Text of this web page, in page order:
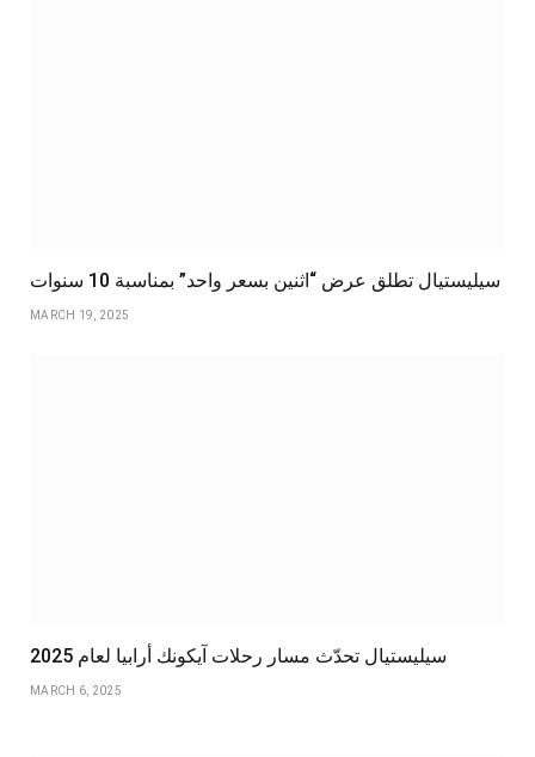
سيليستيال تطلق عرض “اثنين بسعر واحد” بمناسبة 10 سنوات
MARCH 19, 2025
سيليستيال تحدّث مسار رحلات آيكونك أرابيا لعام 2025
MARCH 6, 2025